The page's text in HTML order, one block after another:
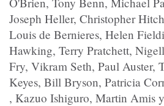
Joseph Heller, Christopher
Louis de Bernieres, Helen
Hawking, Terry Pratchett,
Fry, Vikram Seth, Paul Auster,
Keyes, Bill Bryson, Patricia
, Kazuo Ishiguro, Martin Amis